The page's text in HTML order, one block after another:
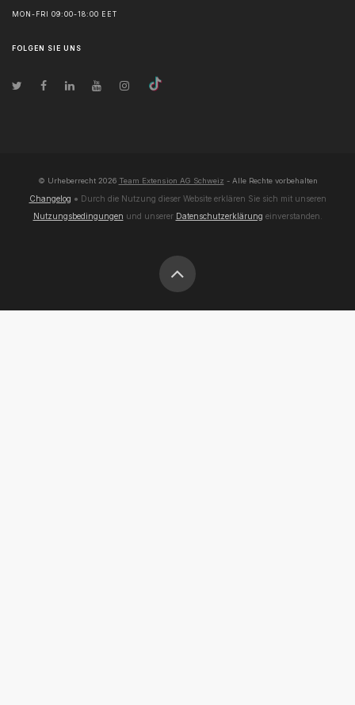
MON-FRI 09:00-18:00 EET
FOLGEN SIE UNS
© Urheberrecht 2026 Team Extension AG Schweiz - Alle Rechte vorbehalten
Changelog ● Durch die Nutzung dieser Website erklären Sie sich mit unseren
Nutzungsbedingungen und unserer Datenschutzerklärung einverstanden.